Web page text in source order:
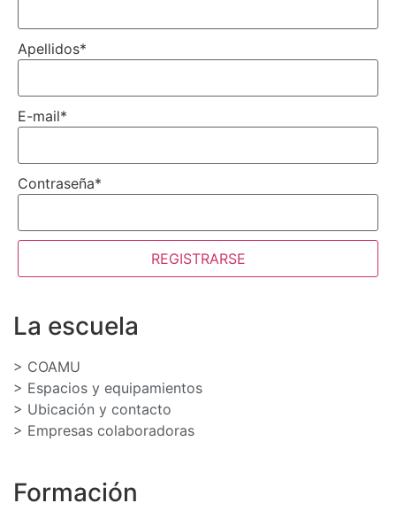
Apellidos*
E-mail*
Contraseña*
REGISTRARSE
La escuela
> COAMU
> Espacios y equipamientos
> Ubicación y contacto
> Empresas colaboradoras
Formación